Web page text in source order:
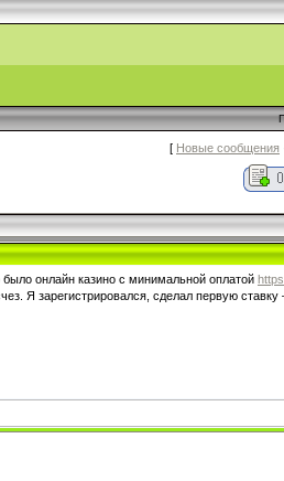
[ Новые сообщения
онлайн казино с минимальной оплатой
Я зарегистрировался, сделал первую ставку